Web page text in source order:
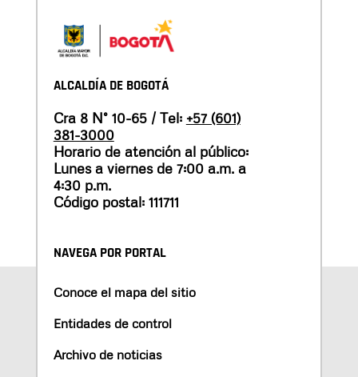
ALCALDÍA DE BOGOTÁ
Cra 8 N° 10-65 / Tel: +57 (601)
381-3000
Horario de atención al público:
Lunes a viernes de 7:00 a.m. a
4:30 p.m.
Código postal: 111711
NAVEGA POR PORTAL
Conoce el mapa del sitio
Entidades de control
Archivo de noticias